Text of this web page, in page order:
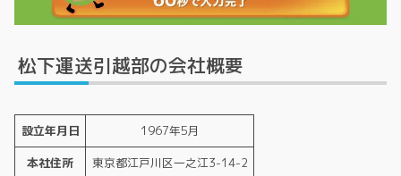
松下運送引越部の会社概要
設立年月日
1967年5月
本社住所
東京都江戸川区一之江3-14-2